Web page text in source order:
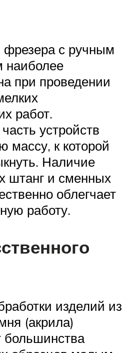
с ручным
наиболее
при проведении
работ.
устройств
массу, к которой
Наличие
штанг и сменных
облегчает
работу.
изделий из
(акрила)
большинства